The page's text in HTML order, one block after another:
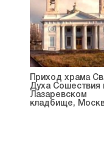
Приход храма
Духа Сошествия
Лазаревском
кладбище,